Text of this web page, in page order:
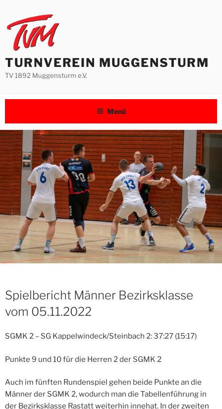
springen
TURNVEREIN MUGGENSTURM
TV 1892 Muggensturm e.V.
Menü
Spielbericht Männer Bezirksklasse
vom 05.11.2022
SGMK 2 – SG Kappelwindeck/Steinbach 2: 37:27 (15:17)
Punkte 9 und 10 für die Herren 2 der SGMK 2
Auch im fünften Rundenspiel gehen beide Punkte an die
Männer der SGMK 2, wodurch man die Tabellenführung in
der Bezirksklasse Rastatt weiterhin innehat. In der zweiten